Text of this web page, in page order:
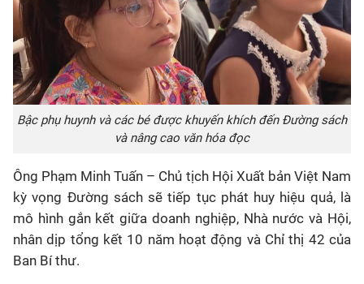
Bậc phụ huynh và các bé được khuyến khích đến Đường sách
và nâng cao văn hóa đọc
Ông Phạm Minh Tuấn – Chủ tịch Hội Xuất bản Việt Nam
kỳ vọng Đường sách sẽ tiếp tục phát huy hiệu quả, là
mô hình gắn kết giữa doanh nghiệp, Nhà nước và Hội,
nhân dịp tổng kết 10 năm hoạt động và Chỉ thị 42 của
Ban Bí thư.